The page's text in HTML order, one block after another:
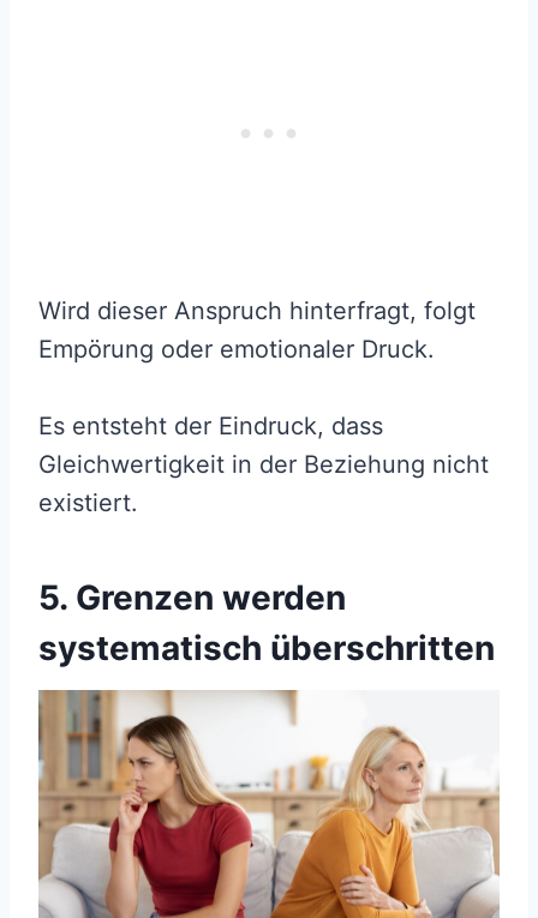
Wird dieser Anspruch hinterfragt, folgt
Empörung oder emotionaler Druck.
Es entsteht der Eindruck, dass
Gleichwertigkeit in der Beziehung nicht
existiert.
5. Grenzen werden
systematisch überschritten